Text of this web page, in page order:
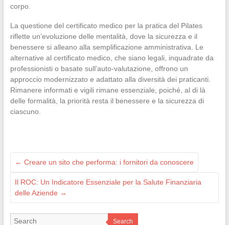
corpo.
La questione del certificato medico per la pratica del Pilates
riflette un’evoluzione delle mentalità, dove la sicurezza e il
benessere si alleano alla semplificazione amministrativa. Le
alternative al certificato medico, che siano legali, inquadrate da
professionisti o basate sull’auto-valutazione, offrono un
approccio modernizzato e adattato alla diversità dei praticanti.
Rimanere informati e vigili rimane essenziale, poiché, al di là
delle formalità, la priorità resta il benessere e la sicurezza di
ciascuno.
← Creare un sito che performa: i fornitori da conoscere
Il ROC: Un Indicatore Essenziale per la Salute Finanziaria
delle Aziende →
Search